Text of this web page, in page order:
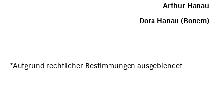
Arthur Hanau
Dora Hanau (Bonem)
*Aufgrund rechtlicher Bestimmungen ausgeblendet